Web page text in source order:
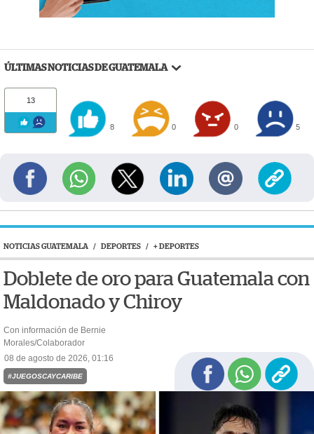
ÚLTIMAS NOTICIAS DE GUATEMALA
13
8 0 0 5
NOTICIAS GUATEMALA / DEPORTES / + DEPORTES
Doblete de oro para Guatemala con
Maldonado y Chiroy
Con información de Bernie
Morales/Colaborador
08 de agosto de 2026, 01:16
#JUEGOSCAYCARIBE